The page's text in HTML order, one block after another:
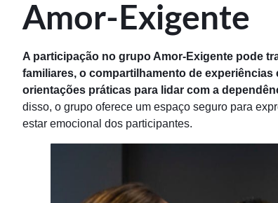
Amor-Exigente
A participação no grupo Amor-Exigente pode
familiares, o compartilhamento de
orientações práticas para lidar com a
disso, o grupo oferece um espaço seguro para
estar emocional dos participantes.